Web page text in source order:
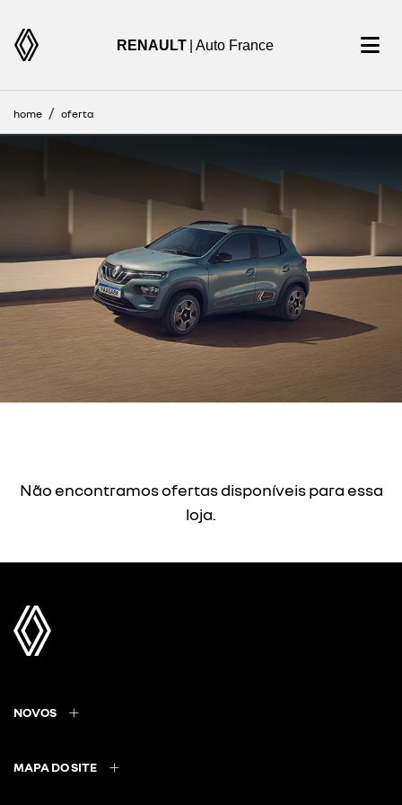
RENAULT | Auto France
home oferta
Não encontramos ofertas disponíveis para essa
loja.
NOVOS
MAPA DO SITE